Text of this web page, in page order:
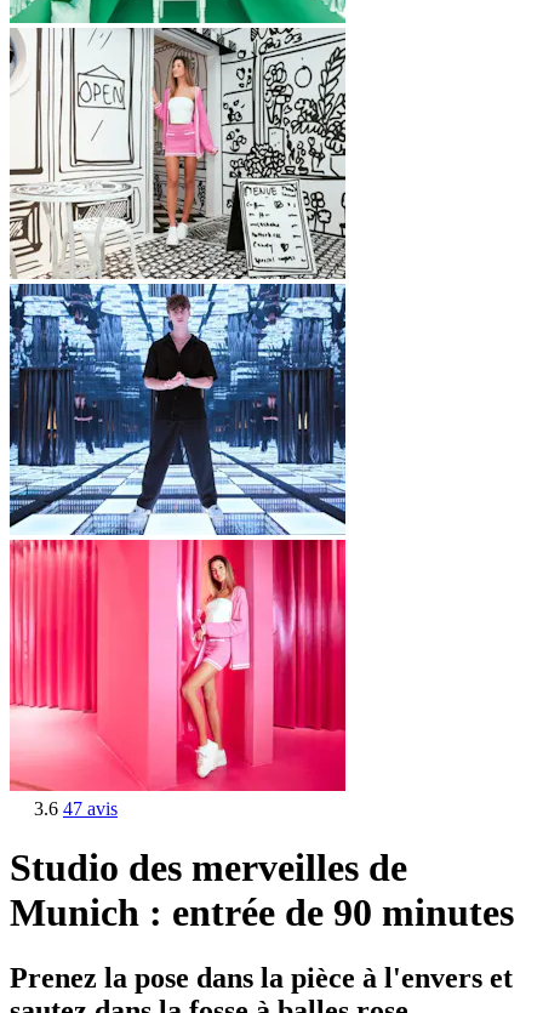
3.6 47 avis
Studio des merveilles de
Munich : entrée de 90 minutes
Prenez la pose dans la pièce à l'envers et